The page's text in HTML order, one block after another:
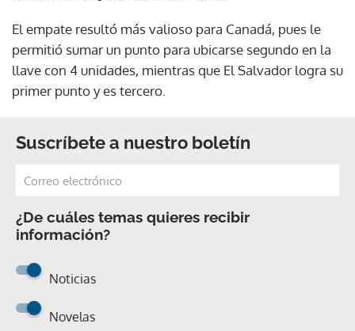
El empate resultó más valioso para Canadá, pues le
permitió sumar un punto para ubicarse segundo en la
llave con 4 unidades, mientras que El Salvador logra su
primer punto y es tercero.
Suscríbete a nuestro boletín
¿De cuáles temas quieres recibir
información?
Noticias
Novelas